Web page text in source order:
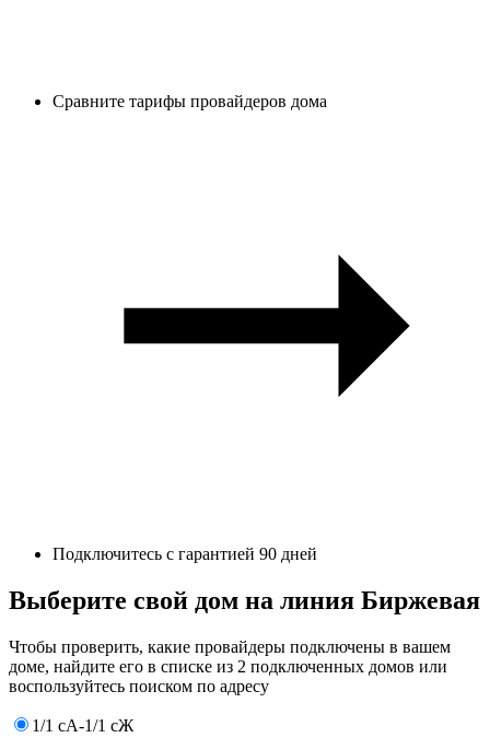
Сравните тарифы провайдеров дома
Подключитесь с гарантией 90 дней
Выберите свой дом на линия Биржевая
Чтобы проверить, какие провайдеры подключены в вашем
доме, найдите его в списке из 2 подключенных домов или
воспользуйтесь поиском по адресу
1/1 сА-1/1 сЖ